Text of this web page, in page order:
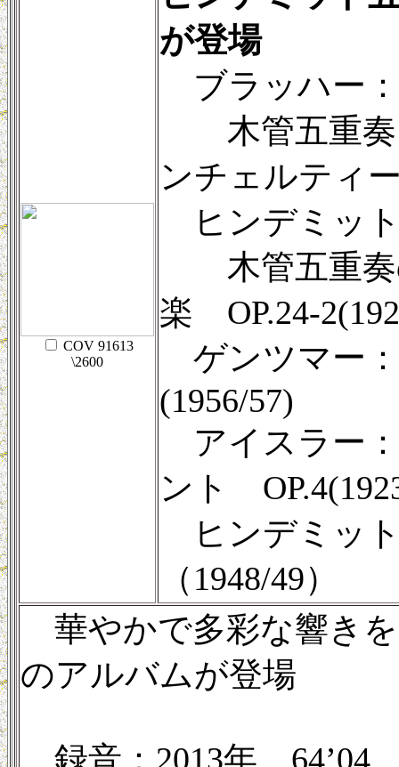
COV 91613
\2600
が登場
ブラッハー：
木管五重奏
ンチェルティ
ヒンデミッ
木管五重奏
楽 OP.24-
ゲンツマー
(1956/57)
アイスラー
ント
ヒンデミッ
（1948/49）
華やかで多彩な響き
のアルバムが登場
録音：2013年、64’04